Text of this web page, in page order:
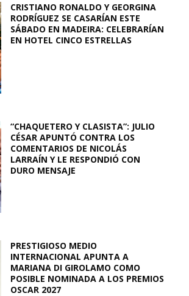
CRISTIANO RONALDO Y GEORGINA
RODRÍGUEZ SE CASARÍAN ESTE
SÁBADO EN MADEIRA: CELEBRARÍAN
EN HOTEL CINCO ESTRELLAS
“CHAQUETERO Y CLASISTA”: JULIO
CÉSAR APUNTÓ CONTRA LOS
COMENTARIOS DE NICOLÁS
LARRAÍN Y LE RESPONDIÓ CON
DURO MENSAJE
PRESTIGIOSO MEDIO
INTERNACIONAL APUNTA A
MARIANA DI GIROLAMO COMO
POSIBLE NOMINADA A LOS PREMIOS
OSCAR 2027